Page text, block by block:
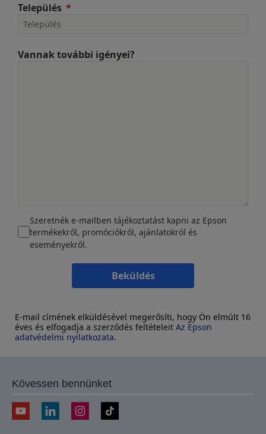
Település
Vannak további igényei?
Szeretnék e-mailben tájékoztatást kapni az Epson
termékekről, promóciókról, ajánlatokról és
eseményekről.
Beküldés
E-mail címének elküldésével megerősíti, hogy Ön elmúlt 16
éves és elfogadja a szerződés feltételeit Az Epson
adatvédelmi nyilatkozata.
Kövessen bennünket